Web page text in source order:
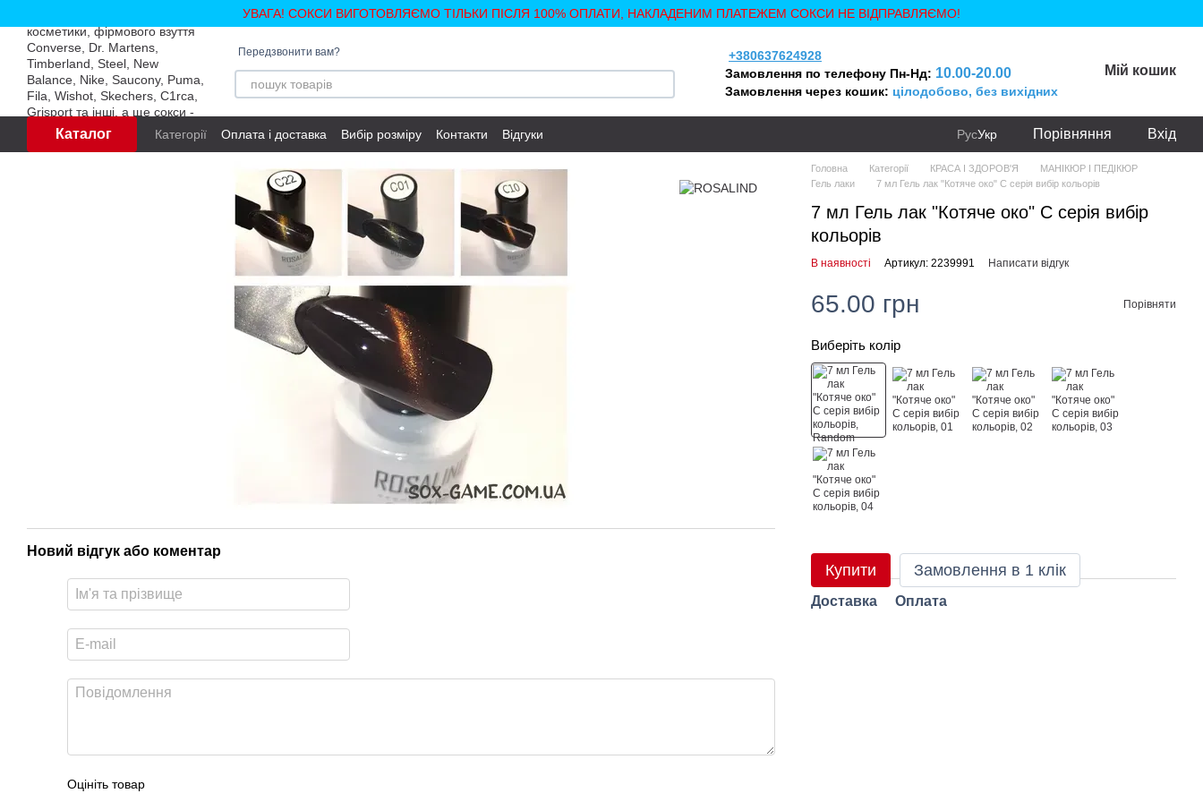
УВАГА! СОКСИ ВИГОТОВЛЯЄМО ТІЛЬКИ ПІСЛЯ 100% ОПЛАТИ, НАКЛАДЕНИМ ПЛАТЕЖЕМ СОКСИ НЕ ВІДПРАВЛЯЄМО!
Передзвонити вам?
+380637624928
Замовлення по телефону Пн-Нд: 10.00-20.00
Замовлення через кошик: цілодобово, без вихідних
Мій кошик
Каталог Категорії Оплата і доставка Вибір розміру Контакти Відгуки РусУкр Порівняння Вхід
Новий відгук або коментар
Оцініть товар
Головна Категорії КРАСА І ЗДОРОВ'Я
МАНІКЮР І ПЕДІКЮР
Гель лаки
7 мл Гель лак "Котяче око" C серія вибір кольорів
7 мл Гель лак "Котяче око" C серія вибір
кольорів
В наявності Артикул: 2239991 Написати відгук
65.00 грн Порівняти
Виберіть колір
Купити Замовлення в 1 клік
Доставка Оплата